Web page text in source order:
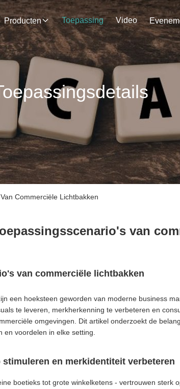
Producten Toepassing Video
Commerciële Lichtbakken​
van
van commerciële lichtbakken
een hoeksteen geworden van moderne business
te leveren, merkherkenning te verbeteren en
omgevingen. Dit artikel onderzoekt de
voordelen in elke setting.
stimuleren en merkidentiteit verbeteren
boetieks tot grote winkelketens - vertrouwen sterk